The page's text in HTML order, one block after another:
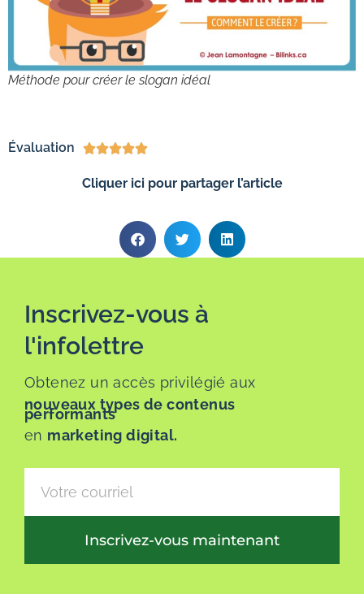
Méthode pour créer le slogan idéal
Évaluation 
Cliquer ici pour partager l’article
Inscrivez-vous à
l'infolettre
Obtenez un accès privilégié aux
nouveaux types de contenus
performants
en marketing digital.
Inscrivez-vous maintenant